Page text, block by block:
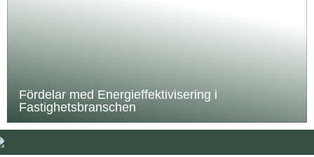
Fördelar med Energieffektivisering i
Fastighetsbranschen